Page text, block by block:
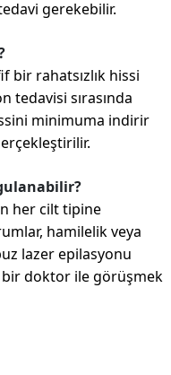
gerekebilir.
bir rahatsızlık hissi
tedavisi sırasında
minimuma indirir
her cilt tipine
hamilelik veya
lazer epilasyonu
bir doktor ile görüşmek